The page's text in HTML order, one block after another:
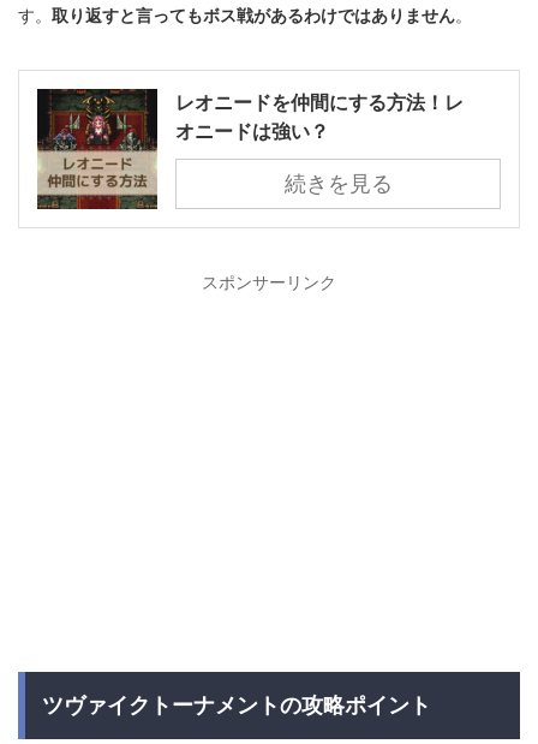
す。 取り返すと言ってもボス戦があるわけではありません。
レオニードを仲間にする方法！レ
オニードは強い？
続きを見る
スポンサーリンク
ツヴァイクトーナメントの攻略ポイント